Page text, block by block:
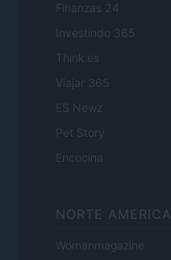
Finanzas 24
Investindo 365
Think.es
Viajar 365
ES Newz
Pet Story
Encocina
NORTE AMERICA
Womanmagazine